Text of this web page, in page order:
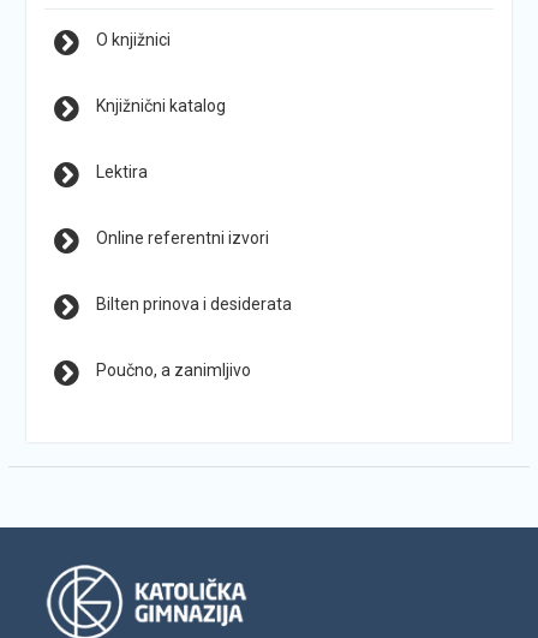
O knjižnici
Knjižnični katalog
Lektira
Online referentni izvori
Bilten prinova i desiderata
Poučno, a zanimljivo